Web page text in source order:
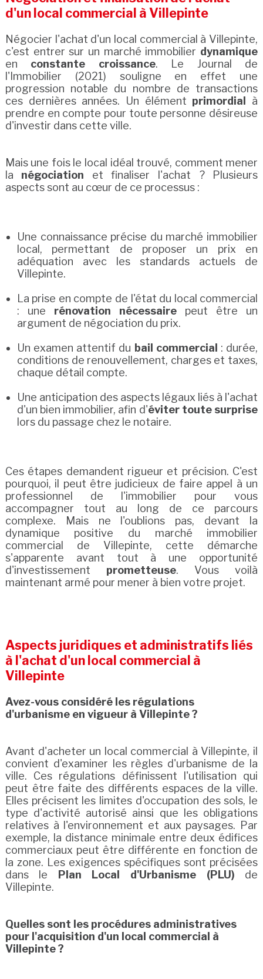
d'un local commercial à Villepinte
Négocier l'achat d'un local commercial à Villepinte,
c'est entrer sur un marché immobilier dynamique
en constante croissance. Le Journal de
l'Immobilier (2021) souligne en effet une
progression notable du nombre de transactions
ces dernières années. Un élément primordial
à
prendre en compte pour toute personne désireuse
d'investir dans cette ville.
Mais une fois le local idéal trouvé, comment mener
la négociation et finaliser l'achat ? Plusieurs
aspects sont au cœur de ce processus :
Une connaissance précise du marché immobilier
local, permettant de proposer un prix en
adéquation avec les standards actuels de
Villepinte.
La prise en compte de l'état du local commercial
: une rénovation nécessaire peut être un
argument de négociation du prix.
Un examen attentif du bail commercial : durée,
conditions de renouvellement, charges et taxes,
chaque détail compte.
Une anticipation des aspects légaux liés à l'achat
d'un bien immobilier, afin d'éviter toute surprise
lors du passage chez le notaire.
Ces étapes demandent rigueur et précision. C'est
pourquoi, il peut être judicieux de faire appel à un
professionnel de l'immobilier pour vous
accompagner tout au long de ce parcours
complexe. Mais ne l'oublions pas, devant la
dynamique positive du marché immobilier
commercial de Villepinte, cette démarche
s'apparente avant tout à une opportunité
d'investissement prometteuse. Vous voilà
maintenant armé pour mener à bien votre projet.
Aspects juridiques et administratifs liés
à l'achat d'un local commercial à
Villepinte
Avez-vous considéré les régulations
d'urbanisme en vigueur à Villepinte ?
Avant d'acheter un local commercial à Villepinte, il
convient d'examiner les règles d'urbanisme de la
ville. Ces régulations définissent l'utilisation qui
peut être faite des différents espaces de la ville.
Elles précisent les limites d'occupation des sols, le
type d'activité autorisé ainsi que les obligations
relatives à l'environnement et aux paysages. Par
exemple, la distance minimale entre deux édifices
commerciaux peut être différente en fonction de
la zone. Les exigences spécifiques sont précisées
dans le
Plan Local d'Urbanisme (PLU) de
Villepinte.
Quelles sont les procédures administratives
pour l'acquisition d'un local commercial à
Villepinte ?